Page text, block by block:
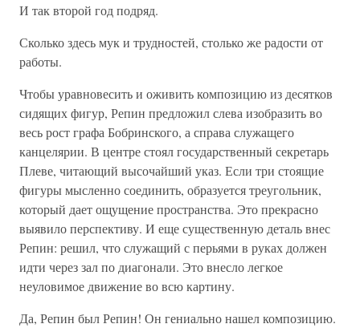
И так второй год подряд.
Сколько здесь мук и трудностей, столько же радости от
работы.
Чтобы уравновесить и оживить композицию из десятков
сидящих фигур, Репин предложил слева изобразить во
весь рост графа Бобринского, а справа служащего
канцелярии. В центре стоял государственный секретарь
Плеве, читающий высочайший указ. Если три стоящие
фигуры мысленно соединить, образуется треугольник,
который дает ощущение пространства. Это прекрасно
выявило перспективу. И еще существенную деталь внес
Репин: решил, что служащий с перьями в руках должен
идти через зал по диагонали. Это внесло легкое
неуловимое движение во всю картину.
Да, Репин был Репин! Он гениально нашел композицию.